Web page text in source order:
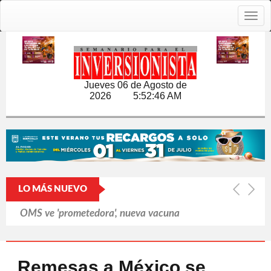
Jueves 06 de Agosto de
2026 5:52:46 AM
LO MÁS NUEVO
OMS ve 'prometedora', nueva vacuna
Cerró Capital One cuentas de